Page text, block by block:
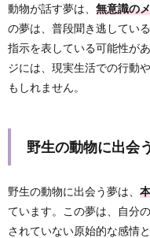
動物が話す夢は、 無意識の
の夢は、普段聞き逃してい
指示を表している可能性が
ジには、現実生活での行動
もしれません。
野生の動物に出会
野生の動物に出会う夢は、
ています。この夢は、自分
されていない原始的な感情